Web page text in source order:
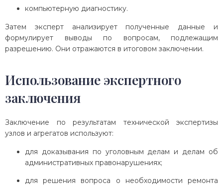
компьютерную диагностику.
Затем эксперт анализирует полученные данные и
формулирует выводы по вопросам, подлежащим
разрешению. Они отражаются в итоговом заключении.
Использование экспертного
заключения
Заключение по результатам технической экспертизы
узлов и агрегатов используют:
для доказывания по уголовным делам и делам об
административных правонарушениях;
для решения вопроса о необходимости ремонта